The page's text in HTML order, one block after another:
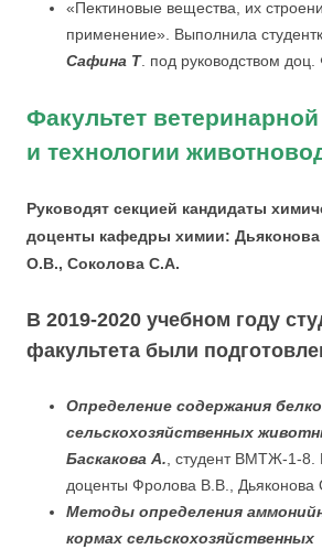
«Пектиновые вещества, их
применение». Выполнила
Сафина Т. под руководством доц.
Факультет
и технологии
Руководят секцией кандидаты
доценты кафедры химии: Дьяконова
О.В., Соколова С.А.
В 2019-2020 учебном году
факультета были
Определение содержания
сельскохозяйственных
Баскакова А. , студент ВМТЖ-1-8.
доценты Фролова В.В., Дьяконова
Методы определения
кормах сельскохозяйственных